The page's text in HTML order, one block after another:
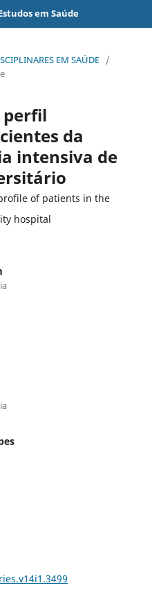
em Saúde
EM SAÚDE /
perfil
da
intensiva de
of patients in the
hospital